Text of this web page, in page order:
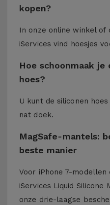
kopen?
In onze online winkel of
iServices vind hoesjes
Hoe schoonmaak je
hoes?
U kunt de siliconen
nat doek.
MagSafe-mantels:
beste manier
Voor iPhone 7-modellen
iServices Liquid Silicone
onze drie-laagse